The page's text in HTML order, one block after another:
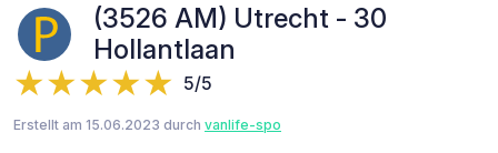
(3526 AM) Utrecht - 30
Hollantlaan
5/5
Erstellt am 15.06.2023 durch vanlife-spo